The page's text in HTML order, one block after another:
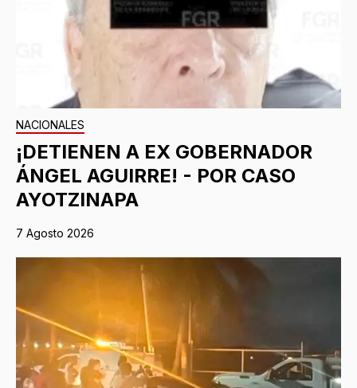
NACIONALES
¡DETIENEN A EX GOBERNADOR
ÁNGEL AGUIRRE! - POR CASO
AYOTZINAPA
7 Agosto 2026